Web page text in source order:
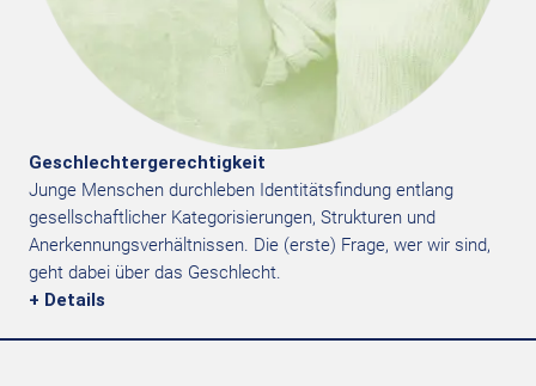
Geschlechtergerechtigkeit
Junge Menschen durchleben Identitätsfindung entlang
gesellschaftlicher Kategorisierungen, Strukturen und
Anerkennungsverhältnissen. Die (erste) Frage, wer wir sind,
geht dabei über das Geschlecht.
+ Details